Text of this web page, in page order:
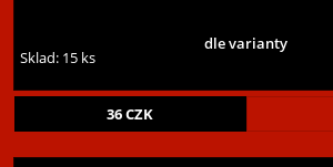
dle varianty
Sklad: 15 ks
36CZK